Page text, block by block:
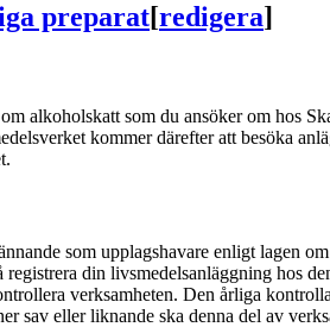
preparat[redigera]
alkoholskatt som du ansöker om hos
kommer därefter att besöka
som upplagshavare enligt lagen
din livsmedelsanläggning hos
verksamheten. Den årliga
eller liknande ska denna del av